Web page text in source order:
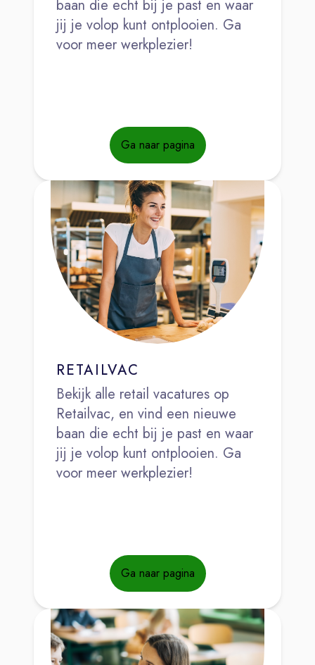
baan die echt bij je past en waar
jij je volop kunt ontplooien. Ga
voor meer werkplezier!
Ga naar pagina
RETAILVAC
Bekijk alle retail vacatures op
Retailvac, en vind een nieuwe
baan die echt bij je past en waar
jij je volop kunt ontplooien. Ga
voor meer werkplezier!
Ga naar pagina